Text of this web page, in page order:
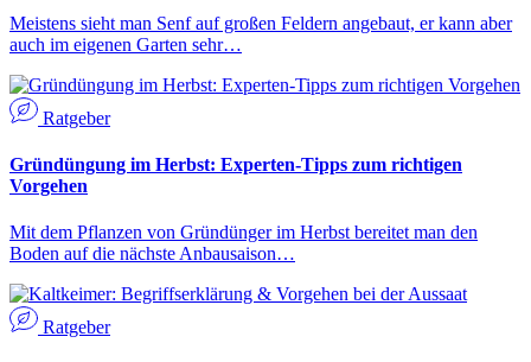
Meistens sieht man Senf auf großen Feldern angebaut, er kann aber
auch im eigenen Garten sehr…
Ratgeber
Gründüngung im Herbst: Experten-Tipps zum richtigen
Vorgehen
Mit dem Pflanzen von Gründünger im Herbst bereitet man den
Boden auf die nächste Anbausaison…
Ratgeber